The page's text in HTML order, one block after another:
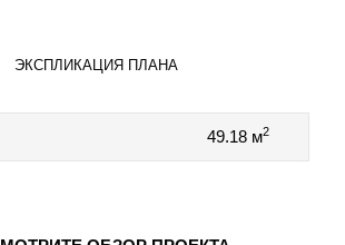
ЭКСПЛИКАЦИЯ ПЛАНА
49.18 м2